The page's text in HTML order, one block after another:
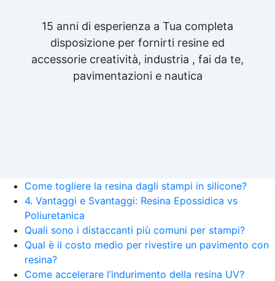
15 anni di esperienza a Tua completa
disposizione per fornirti resine ed
accessorie creatività, industria , fai da te,
pavimentazioni e nautica
Come togliere la resina dagli stampi in silicone?
4. Vantaggi e Svantaggi: Resina Epossidica vs
Poliuretanica
Quali sono i distaccanti più comuni per stampi?
Qual è il costo medio per rivestire un pavimento con
resina?
Come accelerare l’indurimento della resina UV?